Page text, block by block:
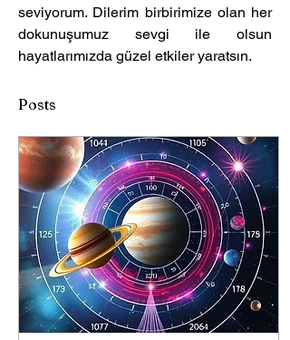
seviyorum. Dilerim birbirimize olan her
dokunuşumuz sevgi ile olsun
hayatlarımızda güzel etkiler yaratsın.
Posts